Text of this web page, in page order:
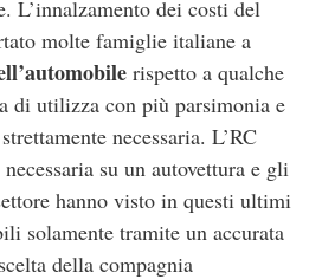
L’innalzamento dei costi del
molte famiglie italiane a
rispetto a qualche
di utilizza con più parsimonia e
necessaria. L’RC
su un autovettura e gli
hanno visto in questi ultimi
solamente tramite un accurata
della compagnia